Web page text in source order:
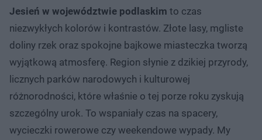
Jesień w województwie podlaskim to czas
niezwykłych kolorów i kontrastów. Złote lasy, mgliste
doliny rzek oraz spokojne bajkowe miasteczka tworzą
wyjątkową atmosferę. Region słynie z dzikiej przyrody,
licznych parków narodowych i kulturowej
różnorodności, które właśnie o tej porze roku zyskują
szczególny urok. To wspaniały czas na spacery,
wycieczki rowerowe czy weekendowe wypady. My